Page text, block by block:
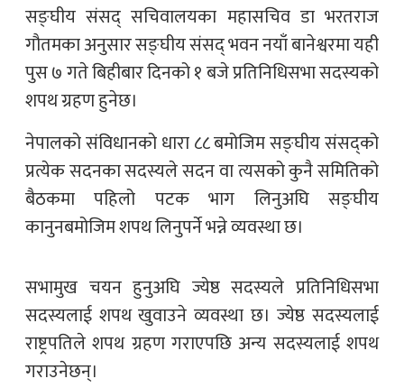
सङ्घीय संसद् सचिवालयका महासचिव डा भरतराज
गौतमका अनुसार सङ्घीय संसद् भवन नयाँ बानेश्वरमा यही
पुस ७ गते बिहीबार दिनको १ बजे प्रतिनिधिसभा सदस्यको
शपथ ग्रहण हुनेछ।
नेपालको संविधानको धारा ८८ बमोजिम सङ्घीय संसद्को
प्रत्येक सदनका सदस्यले सदन वा त्यसको कुनै समितिको
बैठकमा पहिलो पटक भाग लिनुअघि सङ्घीय
कानुनबमोजिम शपथ लिनुपर्ने भन्ने व्यवस्था छ।
सभामुख चयन हुनुअघि ज्येष्ठ सदस्यले प्रतिनिधिसभा
सदस्यलाई शपथ खुवाउने व्यवस्था छ। ज्येष्ठ सदस्यलाई
राष्ट्रपतिले शपथ ग्रहण गराएपछि अन्य सदस्यलाई शपथ
गराउनेछन्।